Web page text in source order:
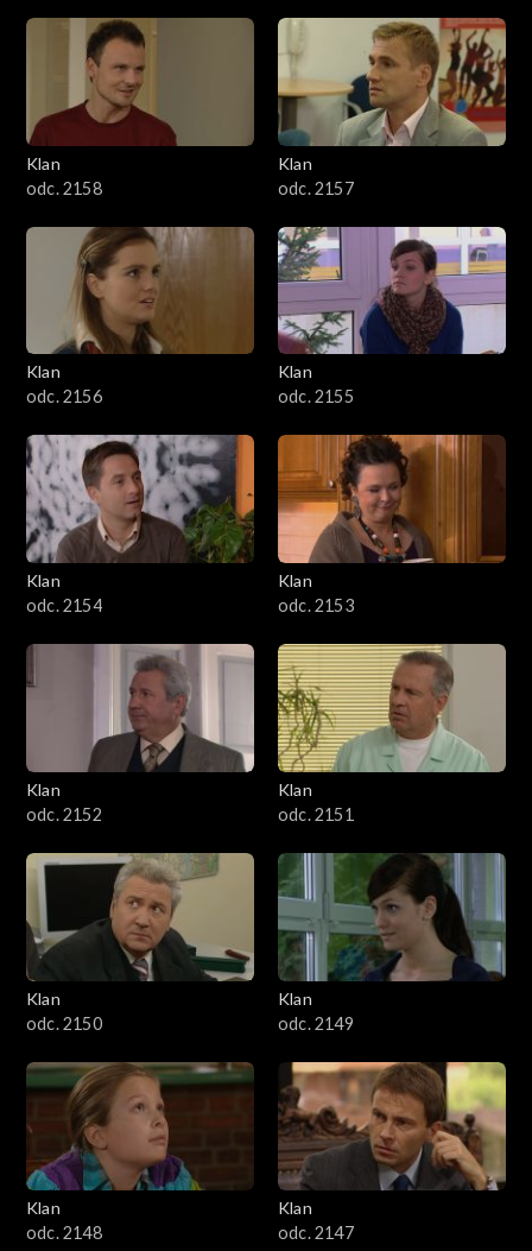
Klan
odc. 2158
Klan
odc. 2157
Klan
odc. 2156
Klan
odc. 2155
Klan
odc. 2154
Klan
odc. 2153
Klan
odc. 2152
Klan
odc. 2151
Klan
odc. 2150
Klan
odc. 2149
Klan
odc. 2148
Klan
odc. 2147